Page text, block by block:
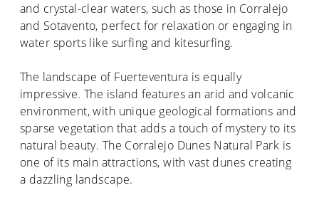
and crystal-clear waters, such as those in Corralejo
and Sotavento, perfect for relaxation or engaging in
water sports like surfing and kitesurfing.
The landscape of Fuerteventura is equally
impressive. The island features an arid and volcanic
environment, with unique geological formations and
sparse vegetation that adds a touch of mystery to its
natural beauty. The Corralejo Dunes Natural Park is
one of its main attractions, with vast dunes creating
a dazzling landscape.